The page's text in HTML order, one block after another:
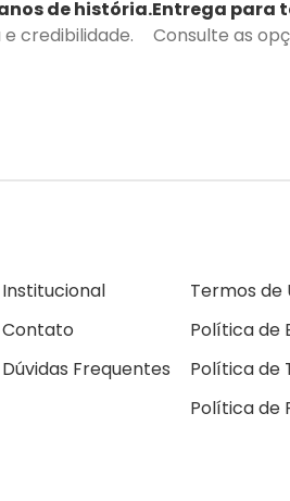
de história.
credibilidade.
Entrega para
Consulte as
Institucional
Contato
Dúvidas Frequentes
Termos de
Política de
Política de
Política de